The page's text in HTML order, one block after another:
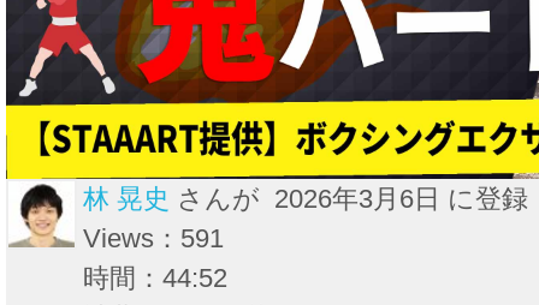
林 晃史 さんが 2026年3月6日 に登録
Views：591
時間：44:52